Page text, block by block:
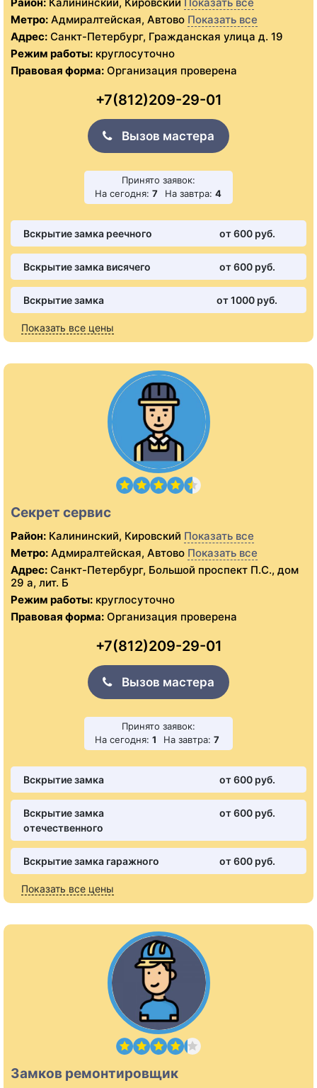
Район: Калининский, Кировский
Показать все
Метро: Адмиралтейская, Автово Показать все
Адрес: Санкт-Петербург, Гражданская улица д. 19
Режим работы: круглосуточно
Правовая форма: Организация проверена
+7(812)209-29-01
Вызов мастера
Принято заявок:
На сегодня: 7 На завтра: 4
Вскрытие замка реечного от 600 pуб.
Вскрытие замка висячего от 600 pуб.
Вскрытие замка от 1000 pуб.
Показать все цены
Секрет сервис
Район: Калининский, Кировский Показать все
Метро: Адмиралтейская, Автово Показать все
Адрес: Санкт-Петербург, Большой проспект П.С., дом
29 а, лит. Б
Режим работы: круглосуточно
Правовая форма: Организация проверена
+7(812)209-29-01
Вызов мастера
Принято заявок:
На сегодня: 1 На завтра: 7
Вскрытие замка от 600 pуб.
Вскрытие замка
отечественного
от 600 pуб.
Вскрытие замка гаражного от 600 pуб.
Показать все цены
Замков ремонтировщик